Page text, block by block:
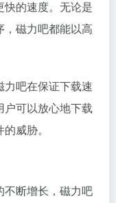
的速度。无论是
磁力吧都能以高
吧在保证下载速
可以放心地下载
威胁。
不断增长，磁力吧